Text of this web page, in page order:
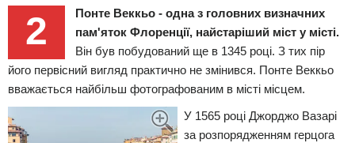
2
Понте Веккьо - одна з головних визначних
пам'яток Флоренції, найстаріший міст у місті.
Він був побудований ще в 1345 році. З тих пір
його первісний вигляд практично не змінився. Понте Веккьо
вважається найбільш фотографованим в місті місцем.
У 1565 році Джорджо Вазарі
за розпорядженням герцога